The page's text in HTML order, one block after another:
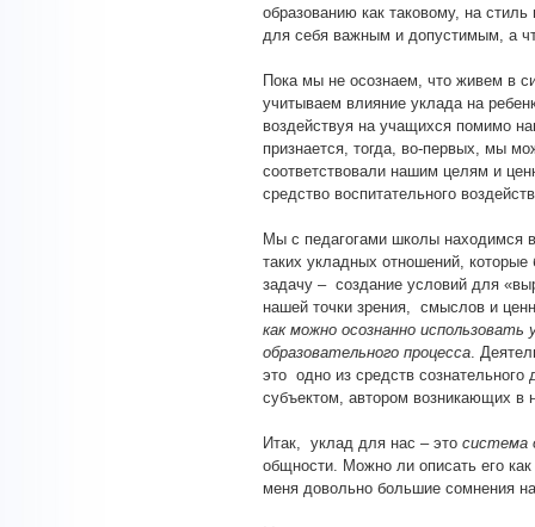
образованию как таковому, на
для себя важным и допустимым, а
Пока мы не осознаем, что живем в
учитываем влияние уклада на
воздействуя на учащихся помимо
признается, тогда, во-первых, мы
соответствовали нашим целям и
средство воспитательного
Мы с педагогами школы находимся
таких укладных отношений,
задачу – создание условий для
нашей точки зрения, смыслов и
как можно осознанно
образовательного процесса.
это одно из средств
субъектом, автором возникающих в
Итак, уклад для нас – это система
общности. Можно ли описать его
меня довольно большие сомнения